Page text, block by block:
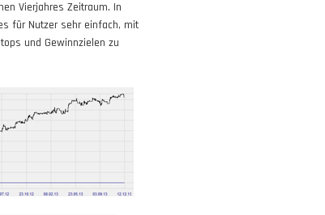
Vierjahres Zeitraum. In
für Nutzer sehr einfach, mit
und Gewinnzielen zu